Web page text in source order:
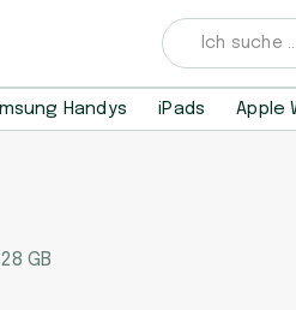
Handys iPads Apple
GB